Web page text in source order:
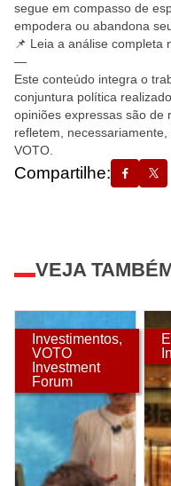
segue em compasso de
empodera ou abandona
📌 Leia a análise completa
—
Este conteúdo integra o
conjuntura política
opiniões expressas são de
refletem,
VOTO.
Compartilhe:
VEJA
Investimentos,
VOTO
Investment
Forum